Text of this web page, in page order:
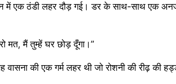
में एक ठंडी लहर दौड़ गई। डर के साथ-साथ एक
मत, मैं तुम्हें घर छोड़ दूँगा।”
की एक गर्म लहर थी जो रोशनी की रीढ़ की